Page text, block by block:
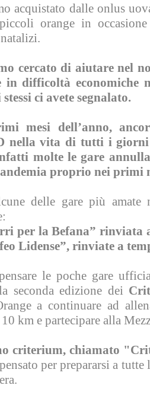
acquistato dalle onlus
orange in
cercato di aiutare nel
in difficoltà economiche
stessi ci avete segnalato.
mesi dell’anno,
nella vita di tutti i giorni
molte le gare
proprio nei primi
delle gare più amate
per la Befana” rinviata
Lidense”, rinviate a
le poche gare
seconda edizione dei
a continuare ad
km e partecipare alla
criterium, chiamato
per prepararsi a